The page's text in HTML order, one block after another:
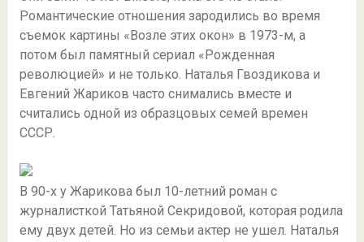
Романтические отношения зародились во время
съемок картины «Возле этих окон» в 1973-м, а
потом был памятный сериал «Рожденная
революцией» и не только. Наталья Гвоздикова и
Евгений Жариков часто снимались вместе и
считались одной из образцовых семей времен
СССР.
В 90-х у Жарикова был 10-летний роман с
журналисткой Татьяной Секридовой, которая родила
ему двух детей. Но из семьи актер не ушел. Наталья